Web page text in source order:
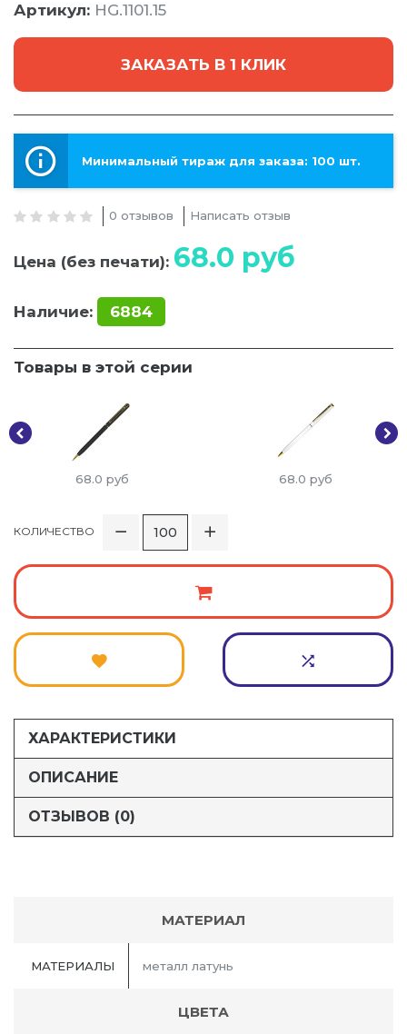
Артикул: HG.1101.15
ЗАКАЗАТЬ В 1 КЛИК
Минимальный тираж для заказа: 100 шт.
0 отзывов Написать отзыв
Цена (без печати): 68.0 руб
Наличие: 6884
Товары в этой серии
68.0 руб 68.0 руб
КОЛИЧЕСТВО
ХАРАКТЕРИСТИКИ
ОПИСАНИЕ
ОТЗЫВОВ (0)
МАТЕРИАЛ
МАТЕРИАЛЫ металл латунь
ЦВЕТА